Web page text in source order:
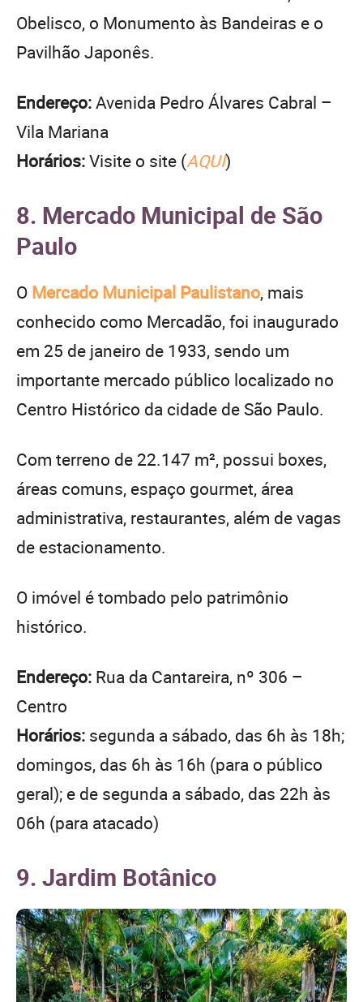
Obelisco, o Monumento às Bandeiras e o
Pavilhão Japonês.
Endereço:Avenida Pedro Álvares Cabral –
Vila Mariana
Horários:Visite o site (AQUI)
8. Mercado Municipal de São
Paulo
O Mercado Municipal Paulistano, mais
conhecido como Mercadão, foi inaugurado
em 25 de janeiro de 1933, sendo um
importante mercado público localizado no
Centro Histórico da cidade de São Paulo.
Com terreno de 22.147 m², possui boxes,
áreas comuns, espaço gourmet, área
administrativa, restaurantes, além de vagas
de estacionamento.
O imóvel é tombado pelo patrimônio
histórico.
Endereço: Rua da Cantareira, nº 306 –
Centro
Horários: segunda a sábado, das 6h às 18h;
domingos, das 6h às 16h (para o público
geral); e de segunda a sábado, das 22h às
06h (para atacado)
9. Jardim Botânico